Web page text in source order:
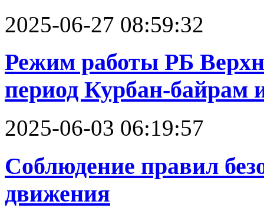
2025-06-27 08:59:32
Режим работы РБ
период Курбан-байрам
2025-06-03 06:19:57
Соблюдение правил
движения